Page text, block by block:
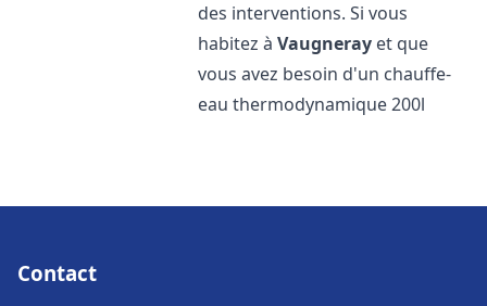
des interventions. Si vous
habitez àVaugneray et que
vous avez besoin d'un chauffe-
eau thermodynamique 200l
Contact